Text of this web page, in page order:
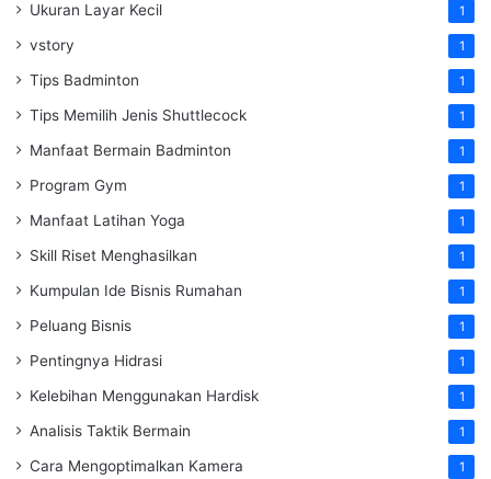
Ukuran Layar Kecil 1
vstory 1
Tips Badminton 1
Tips Memilih Jenis Shuttlecock 1
Manfaat Bermain Badminton 1
Program Gym 1
Manfaat Latihan Yoga 1
Skill Riset Menghasilkan 1
Kumpulan Ide Bisnis Rumahan 1
Peluang Bisnis 1
Pentingnya Hidrasi 1
Kelebihan Menggunakan Hardisk 1
Analisis Taktik Bermain 1
Cara Mengoptimalkan Kamera 1